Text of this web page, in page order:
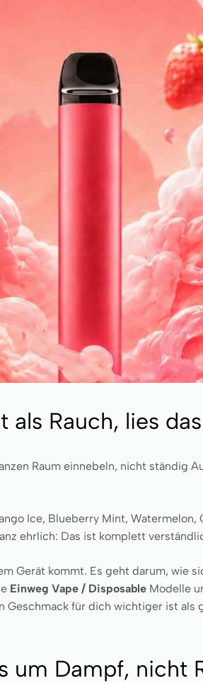
Rauch, lies das
Raum einnebeln, nicht ständig
Ice, Blueberry Mint,
ehrlich: Das ist komplett
Gerät kommt. Es geht darum, wie
Einweg Vape / Disposable Modelle
Geschmack für dich wichtiger ist
um Dampf, nicht